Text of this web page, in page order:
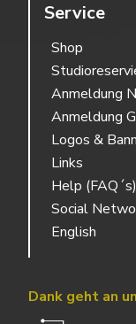
Service
Shop
Anmeldung
Anmeldung
Logos &
Links
Help (FAQ´s)
Social
English
Dank geht an